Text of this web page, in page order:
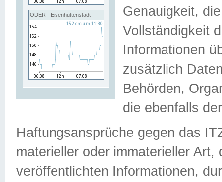
ODER - Eisenhüttenstadt
Genauigkeit,
Vollständigkeit
Informationen
zusätzlich
Behörden,
die ebenfalls
Haftungsansprüche gegen das
materieller oder immaterieller
veröffentlichten Informationen,